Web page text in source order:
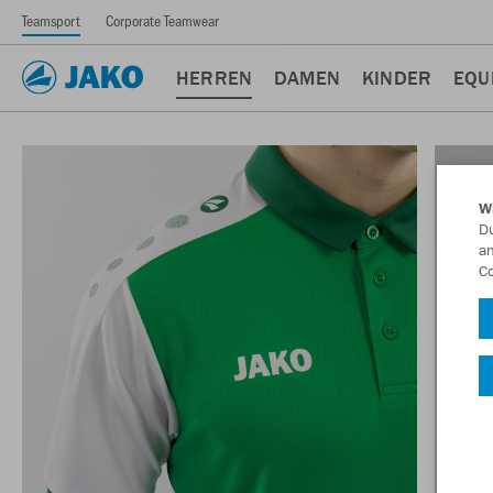
Teamsport Corporate Teamwear
HERREN DAMEN KINDER